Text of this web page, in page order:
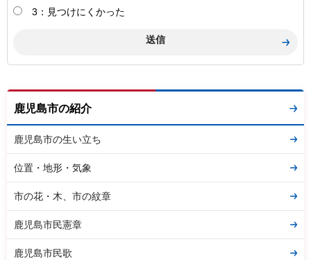
3：見つけにくかった
鹿児島市の紹介
鹿児島市の生い立ち
位置・地形・気象
市の花・木、市の紋章
鹿児島市民憲章
鹿児島市民歌